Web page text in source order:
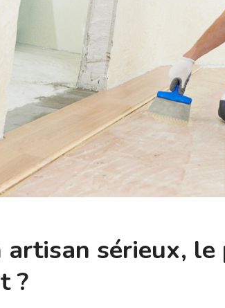
artisan sérieux, le
?